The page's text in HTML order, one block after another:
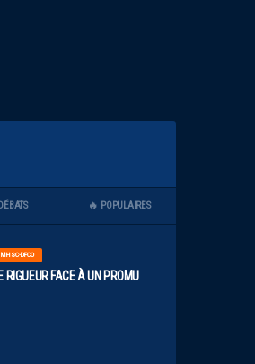
🔥 POPULAIRES
MHSC-DFCO
RIGUEUR FACE À UN PROMU